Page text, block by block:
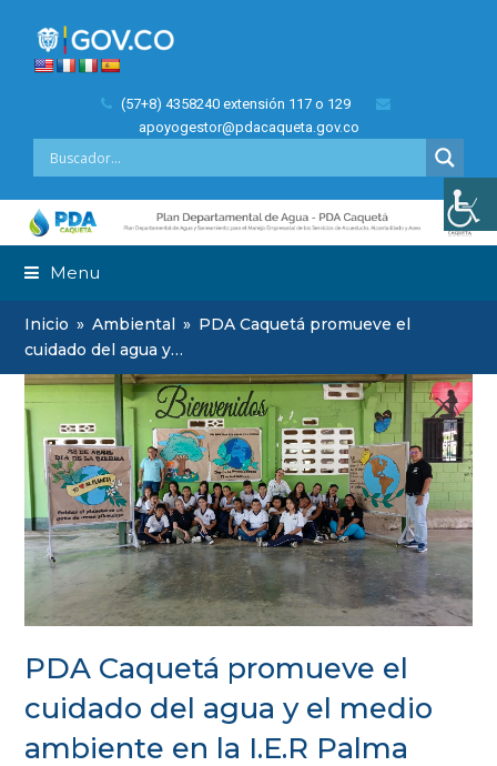
(57+8) 4358240 extensión 117 o 129
apoyogestor@pdacaqueta.gov.co
Menu
Inicio » Ambiental » PDA Caquetá promueve el
cuidado del agua y…
PDA Caquetá promueve el
cuidado del agua y el medio
ambiente en la I.E.R Palma